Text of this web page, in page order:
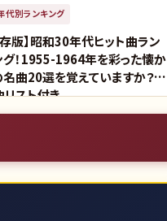
代別ランキング
存版】昭和30年代ヒット曲ラン
グ！1955-1964年を彩った懐か
名曲20選を覚えていますか？｜
リスト付き